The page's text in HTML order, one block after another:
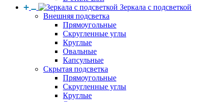
Зеркала с подсветкой
Внешняя подсветка
Прямоугольные
Скругленные углы
Круглые
Овальные
Капсульные
Скрытая подсветка
Прямоугольные
Скругленные углы
Круглые